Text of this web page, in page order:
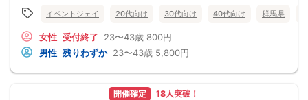
イベントジェイ 20代向け 30代向け 40代向け 群馬県
女性 受付終了 23〜43歳 800円
男性 残りわずか 23〜43歳 5,800円
開催確定 18人突破！